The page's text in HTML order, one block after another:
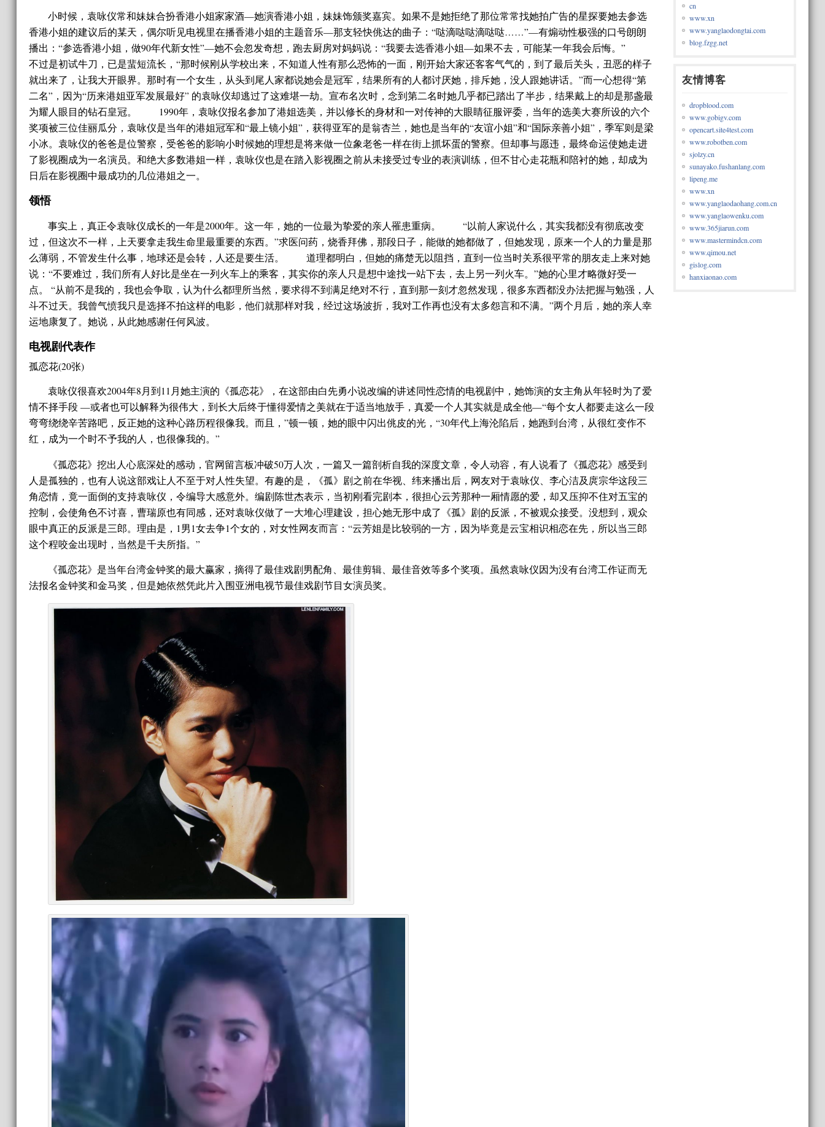
小时候，袁咏仪常和妹妹合扮香港小姐家家酒—她演香港小姐，妹妹饰颁奖嘉宾。如果不是她拒绝了那位常常找她拍广告的星探要她去参选
香港小姐的建议后的某天，偶尔听见电视里在播香港小姐的主题音乐—那支轻快佻达的曲子：“哒滴哒哒滴哒哒……”—有煽动性极强的口号朗朗
播出：“参选香港小姐，做90年代新女性”—她不会忽发奇想，跑去厨房对妈妈说：“我要去选香港小姐—如果不去，可能某一年我会后悔。”
不过是初试牛刀，已是蜚短流长，“那时候刚从学校出来，不知道人性有那么恐怖的一面，刚开始大家还客客气气的，到了最后关头，丑恶的样子
就出来了，让我大开眼界。那时有一个女生，从头到尾人家都说她会是冠军，结果所有的人都讨厌她，排斥她，没人跟她讲话。”而一心想得“第
二名”，因为“历来港姐亚军发展最好” 的袁咏仪却逃过了这难堪一劫。宣布名次时，念到第二名时她几乎都已踏出了半步，结果戴上的却是那盏最
为耀人眼目的钻石皇冠。 1990年，袁咏仪报名参加了港姐选美，并以修长的身材和一对传神的大眼睛征服评委，当年的选美大赛所设的六个
奖项被三位佳丽瓜分，袁咏仪是当年的港姐冠军和“最上镜小姐”，获得亚军的是翁杏兰，她也是当年的“友谊小姐”和“国际亲善小姐”，季军则是梁
小冰。袁咏仪的爸爸是位警察，受爸爸的影响小时候她的理想是将来做一位象老爸一样在街上抓坏蛋的警察。但却事与愿违，最终命运使她走进
了影视圈成为一名演员。和绝大多数港姐一样，袁咏仪也是在踏入影视圈之前从未接受过专业的表演训练，但不甘心走花瓶和陪衬的她，却成为
日后在影视圈中最成功的几位港姐之一。
领悟
事实上，真正令袁咏仪成长的一年是2000年。这一年，她的一位最为挚爱的亲人罹患重病。 “以前人家说什么，其实我都没有彻底改变
过，但这次不一样，上天要拿走我生命里最重要的东西。”求医问药，烧香拜佛，那段日子，能做的她都做了，但她发现，原来一个人的力量是那
么薄弱，不管发生什么事，地球还是会转，人还是要生活。 道理都明白，但她的痛楚无以阻挡，直到一位当时关系很平常的朋友走上来对她
说：“不要难过，我们所有人好比是坐在一列火车上的乘客，其实你的亲人只是想中途找一站下去，去上另一列火车。”她的心里才略微好受一
点。 “从前不是我的，我也会争取，认为什么都理所当然，要求得不到满足绝对不行，直到那一刻才忽然发现，很多东西都没办法把握与勉强，人
斗不过天。我曾气愤我只是选择不拍这样的电影，他们就那样对我，经过这场波折，我对工作再也没有太多怨言和不满。”两个月后，她的亲人幸
运地康复了。她说，从此她感谢任何风波。
电视剧代表作
孤恋花(20张)
袁咏仪很喜欢2004年8月到11月她主演的《孤恋花》，在这部由白先勇小说改编的讲述同性恋情的电视剧中，她饰演的女主角从年轻时为了爱
情不择手段 —或者也可以解释为很伟大，到长大后终于懂得爱情之美就在于适当地放手，真爱一个人其实就是成全他—“每个女人都要走这么一段
弯弯绕绕辛苦路吧，反正她的这种心路历程很像我。而且，”顿一顿，她的眼中闪出佻皮的光，“30年代上海沦陷后，她跑到台湾，从很红变作不
红，成为一个时不予我的人，也很像我的。”
《孤恋花》挖出人心底深处的感动，官网留言板冲破50万人次，一篇又一篇剖析自我的深度文章，令人动容，有人说看了《孤恋花》感受到
人是孤独的，也有人说这部戏让人不至于对人性失望。有趣的是，《孤》剧之前在华视、纬来播出后，网友对于袁咏仪、李心洁及庹宗华这段三
角恋情，竟一面倒的支持袁咏仪，令编导大感意外。编剧陈世杰表示，当初刚看完剧本，很担心云芳那种一厢情愿的爱，却又压抑不住对五宝的
控制，会使角色不讨喜，曹瑞原也有同感，还对袁咏仪做了一大堆心理建设，担心她无形中成了《孤》剧的反派，不被观众接受。没想到，观众
眼中真正的反派是三郎。理由是，1男1女去争1个女的，对女性网友而言：“云芳姐是比较弱的一方，因为毕竟是云宝相识相恋在先，所以当三郎
这个程咬金出现时，当然是千夫所指。”
《孤恋花》是当年台湾金钟奖的最大赢家，摘得了最佳戏剧男配角、最佳剪辑、最佳音效等多个奖项。虽然袁咏仪因为没有台湾工作证而无
法报名金钟奖和金马奖，但是她依然凭此片入围亚洲电视节最佳戏剧节目女演员奖。
cn
www.xn
www.yanglaodongtai.com
blog.fzgg.net
友情博客
dropblood.com
www.gobigv.com
opencart.site4test.com
www.robotben.com
sjolzy.cn
sunayako.fushanlang.com
lipeng.me
www.xn
www.yanglaodaohang.com.cn
www.yanglaowenku.com
www.365jiarun.com
www.mastermindcn.com
www.qimou.net
gislog.com
hanxiaonao.com